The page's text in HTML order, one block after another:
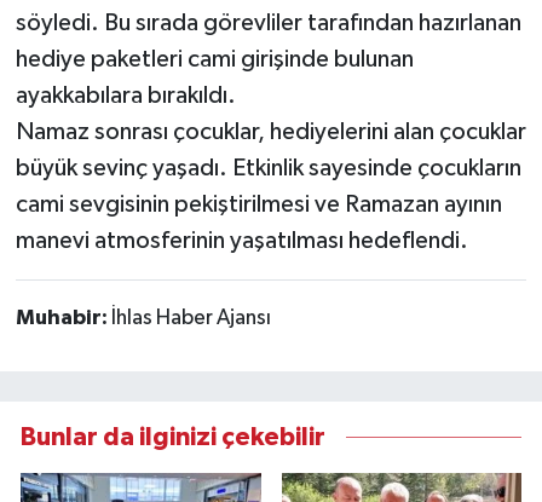
söyledi. Bu sırada görevliler tarafından hazırlanan
hediye paketleri cami girişinde bulunan
ayakkabılara bırakıldı.
Namaz sonrası çocuklar, hediyelerini alan çocuklar
büyük sevinç yaşadı. Etkinlik sayesinde çocukların
cami sevgisinin pekiştirilmesi ve Ramazan ayının
manevi atmosferinin yaşatılması hedeflendi.
Muhabir: İhlas Haber Ajansı
Bunlar da ilginizi çekebilir